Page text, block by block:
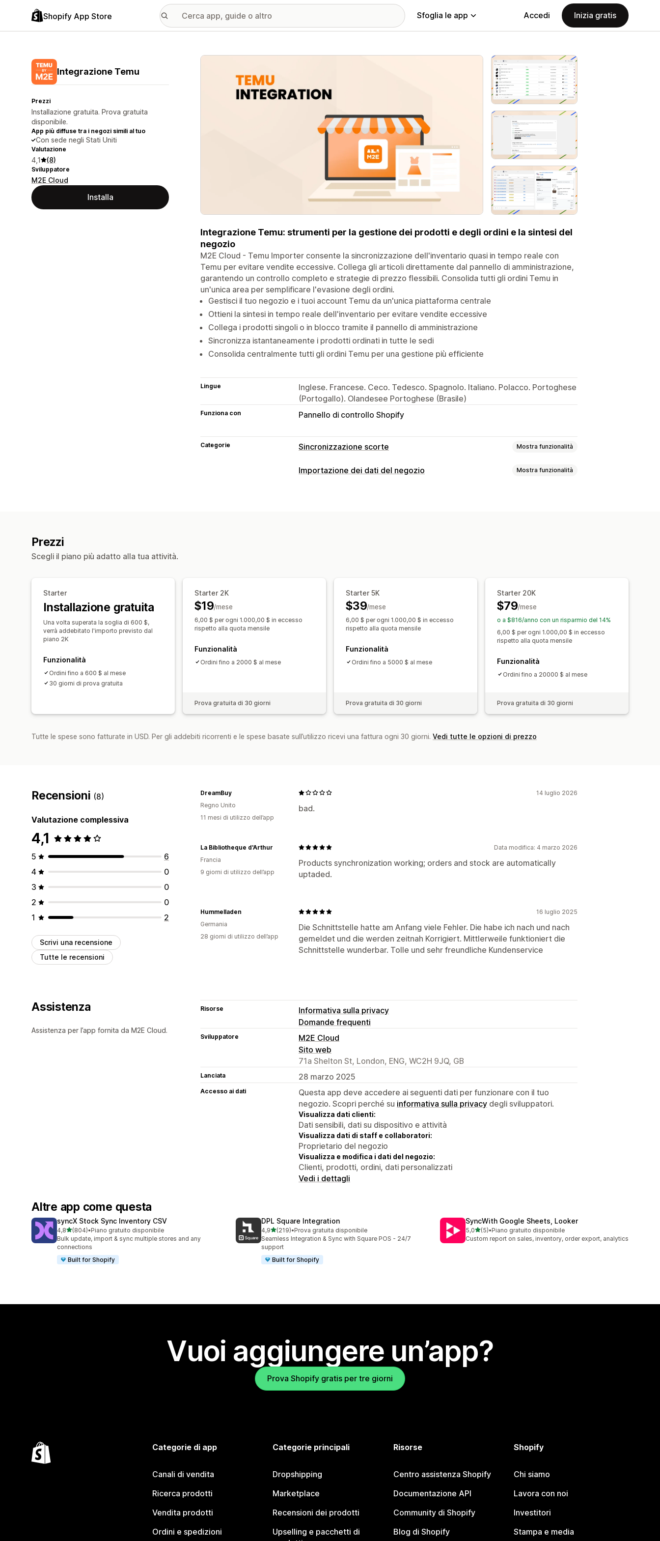
Shopify App Store Sfoglia le app Accedi Inizia gratis
Integrazione Temu
Prezzi
Installazione gratuita. Prova gratuita
disponibile.
App più diffuse tra i negozi simili al tuo
Con sede negli Stati Uniti
Valutazione
4,1 (8)
Sviluppatore
M2E Cloud
Installa
Galleria immagini in evidenza
Integrazione Temu: strumenti per la gestione dei prodotti e degli ordini e la sintesi del
negozio
M2E Cloud - Temu Importer consente la sincronizzazione dell'inventario quasi in tempo reale con
Temu per evitare vendite eccessive. Collega gli articoli direttamente dal pannello di amministrazione,
garantendo un controllo completo e strategie di prezzo flessibili. Consolida tutti gli ordini Temu in
un'unica area per semplificare l'evasione degli ordini.
Gestisci il tuo negozio e i tuoi account Temu da un'unica piattaforma centrale
Ottieni la sintesi in tempo reale dell'inventario per evitare vendite eccessive
Collega i prodotti singoli o in blocco tramite il pannello di amministrazione
Sincronizza istantaneamente i prodotti ordinati in tutte le sedi
Consolida centralmente tutti gli ordini Temu per una gestione più efficiente
Lingue
Inglese. Francese. Ceco. Tedesco. Spagnolo. Italiano. Polacco. Portoghese
(Portogallo). Olandesee Portoghese (Brasile)
Funziona con Pannello di controllo Shopify
Categorie Sincronizzazione scorte Mostra funzionalità
Tipo di sincronizzazione
Importazione dei dati del negozio Mostra funzionalità
Esportazione in blocco
CSV
Prezzi
Scegli il piano più adatto alla tua attività.
Starter
Installazione gratuita
Una volta superata la soglia di 600 $,
verrà addebitato l'importo previsto dal
piano 2K
Funzionalità
Ordini fino a 600 $ al mese
30 giorni di prova gratuita
Starter 2K
$19/mese
6,00 $ per ogni 1.000,00 $ in eccesso
rispetto alla quota mensile
Funzionalità
Ordini fino a 2000 $ al mese
Prova gratuita di 30 giorni
Starter 5K
$39/mese
6,00 $ per ogni 1.000,00 $ in eccesso
rispetto alla quota mensile
Funzionalità
Ordini fino a 5000 $ al mese
Prova gratuita di 30 giorni
Starter 20K
$79/mese
o a $816/anno con un risparmio del 14%
6,00 $ per ogni 1.000,00 $ in eccesso
rispetto alla quota mensile
Funzionalità
Ordini fino a 20000 $ al mese
Prova gratuita di 30 giorni
Tutte le spese sono fatturate in USD. Per gli addebiti ricorrenti e le spese basate sull’utilizzo ricevi una fattura ogni 30 giorni. Vedi tutte le opzioni di prezzo
Recensioni (8)
Valutazione complessiva
4,1
5
6
4
0
3
0
2
0
1
2
Scrivi una recensione
Tutte le recensioni
14 luglio 2026
bad.
DreamBuy
Regno Unito
11 mesi di utilizzo dell’app
Data modifica: 4 marzo 2026
Products synchronization working; orders and stock are automatically
uptaded.
La Bibliotheque d'Arthur
Francia
9 giorni di utilizzo dell’app
16 luglio 2025
Die Schnittstelle hatte am Anfang viele Fehler. Die habe ich nach und nach
gemeldet und die werden zeitnah Korrigiert. Mittlerweile funktioniert die
Schnittstelle wunderbar. Tolle und sehr freundliche Kundenservice
Hummelladen
Germania
28 giorni di utilizzo dell’app
Assistenza
Assistenza per l’app fornita da M2E Cloud.
Risorse
Informativa sulla privacy
Domande frequenti
Sviluppatore
M2E Cloud
Sito web
71a Shelton St, London, ENG, WC2H 9JQ, GB
Lanciata 28 marzo 2025
Accesso ai dati
Questa app deve accedere ai seguenti dati per funzionare con il tuo
negozio. Scopri perché su informativa sulla privacy degli sviluppatori.
Visualizza dati clienti:
Dati sensibili, dati su dispositivo e attività
Visualizza dati di staff e collaboratori:
Proprietario del negozio
Visualizza e modifica i dati del negozio:
Clienti, prodotti, ordini, dati personalizzati
Vedi i dettagli
Altre app come questa
syncX Stock Sync Inventory CSV
4,8stelle su 5
(804)
804 recensioni totali
•Piano gratuito disponibile
Bulk update, import & sync multiple stores and any
connections
Built for Shopify
DPL Square Integration
4,9stelle su 5
(219)
219 recensioni totali
•Prova gratuita disponibile
Seamless Integration & Sync with Square POS - 24/7
support
Built for Shopify
SyncWith Google Sheets, Looker
5,0stelle su 5
(5)
5 recensioni totali
•Piano gratuito disponibile
Custom report on sales, inventory, order export, analytics
Vuoi aggiungere un’app?
Prova Shopify gratis per tre giorni
Categorie di app
Canali di vendita
Ricerca prodotti
Vendita prodotti
Ordini e spedizioni
Categorie principali
Dropshipping
Marketplace
Recensioni dei prodotti
Upselling e pacchetti di
Risorse
Centro assistenza Shopify
Documentazione API
Community di Shopify
Blog di Shopify
Shopify
Chi siamo
Lavora con noi
Investitori
Stampa e media